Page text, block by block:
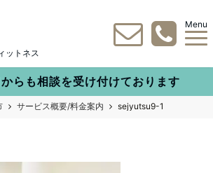
ットネス
Menu
らも相談を受け付けております
サービス概要/料金案内 sejyutsu9-1